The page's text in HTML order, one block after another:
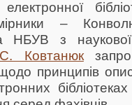
–
НБУВ з
Ковтанюк
принципів